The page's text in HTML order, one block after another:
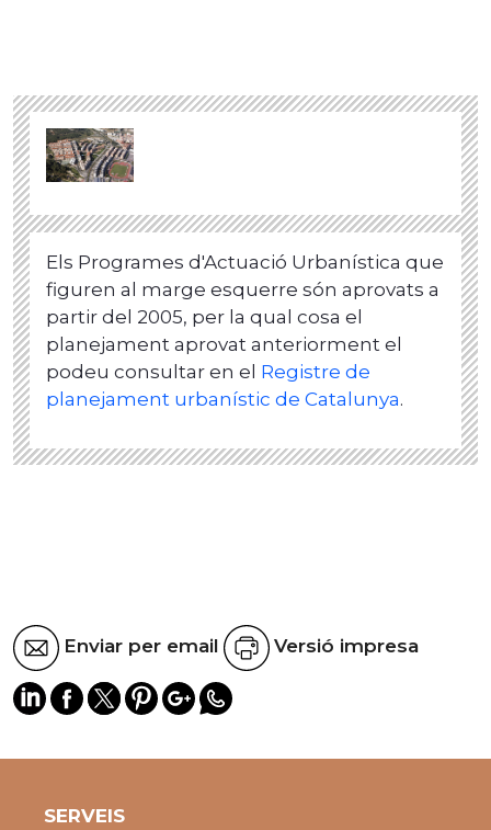
Els Programes d'Actuació Urbanística que
figuren al marge esquerre són aprovats a
partir del 2005, per la qual cosa el
planejament aprovat anteriorment el
podeu consultar en el Registre de
planejament urbanístic de Catalunya.
Enviar per email Versió impresa
SERVEIS